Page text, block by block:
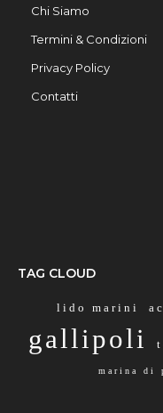
Chi Siamo
Termini & Condizioni
Privacy Policy
Contatti
TAG CLOUD
lido marini
gallipoli
marina di